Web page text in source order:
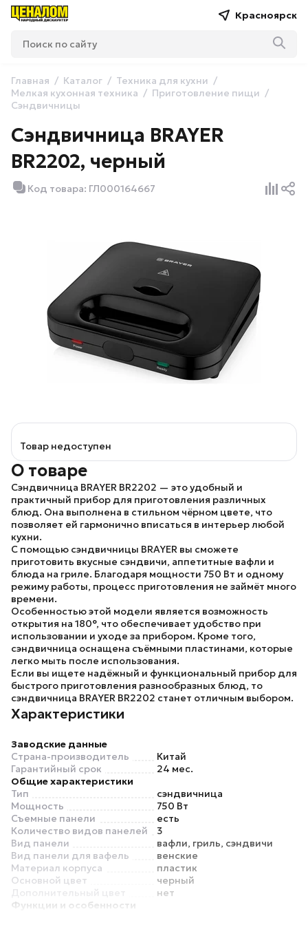
Красноярск
Главная Каталог
Техника для кухни
Мелкая кухонная техника
Приготовление пищи
Сэндвичницы
Сэндвичница BRAYER
BR2202, черный
Код товара: ГЛ000164667
Товар недоступен
О товаре
Сэндвичница BRAYER BR2202 — это удобный и
практичный прибор для приготовления различных
блюд. Она выполнена в стильном чёрном цвете, что
позволяет ей гармонично вписаться в интерьер любой
кухни.
С помощью сэндвичницы BRAYER вы сможете
приготовить вкусные сэндвичи, аппетитные вафли и
блюда на гриле. Благодаря мощности 750 Вт и одному
режиму работы, процесс приготовления не займёт много
времени.
Особенностью этой модели является возможность
открытия на 180°, что обеспечивает удобство при
использовании и уходе за прибором. Кроме того,
сэндвичница оснащена съёмными пластинами, которые
легко мыть после использования.
Если вы ищете надёжный и функциональный прибор для
быстрого приготовления разнообразных блюд, то
сэндвичница BRAYER BR2202 станет отличным выбором.
Характеристики
Заводские данные
Страна-производитель
Китай
Гарантийный срок
24 мес.
Общие характеристики
Тип
сэндвичница
Мощность
750 Вт
Съемные панели
есть
Количество видов панелей
3
Вид панели
вафли, гриль, сэндвичи
Вид панели для вафель
венские
Материал корпуса
пластик
Основной цвет
черный
Дополнительный цвет
нет
Функции и особенности